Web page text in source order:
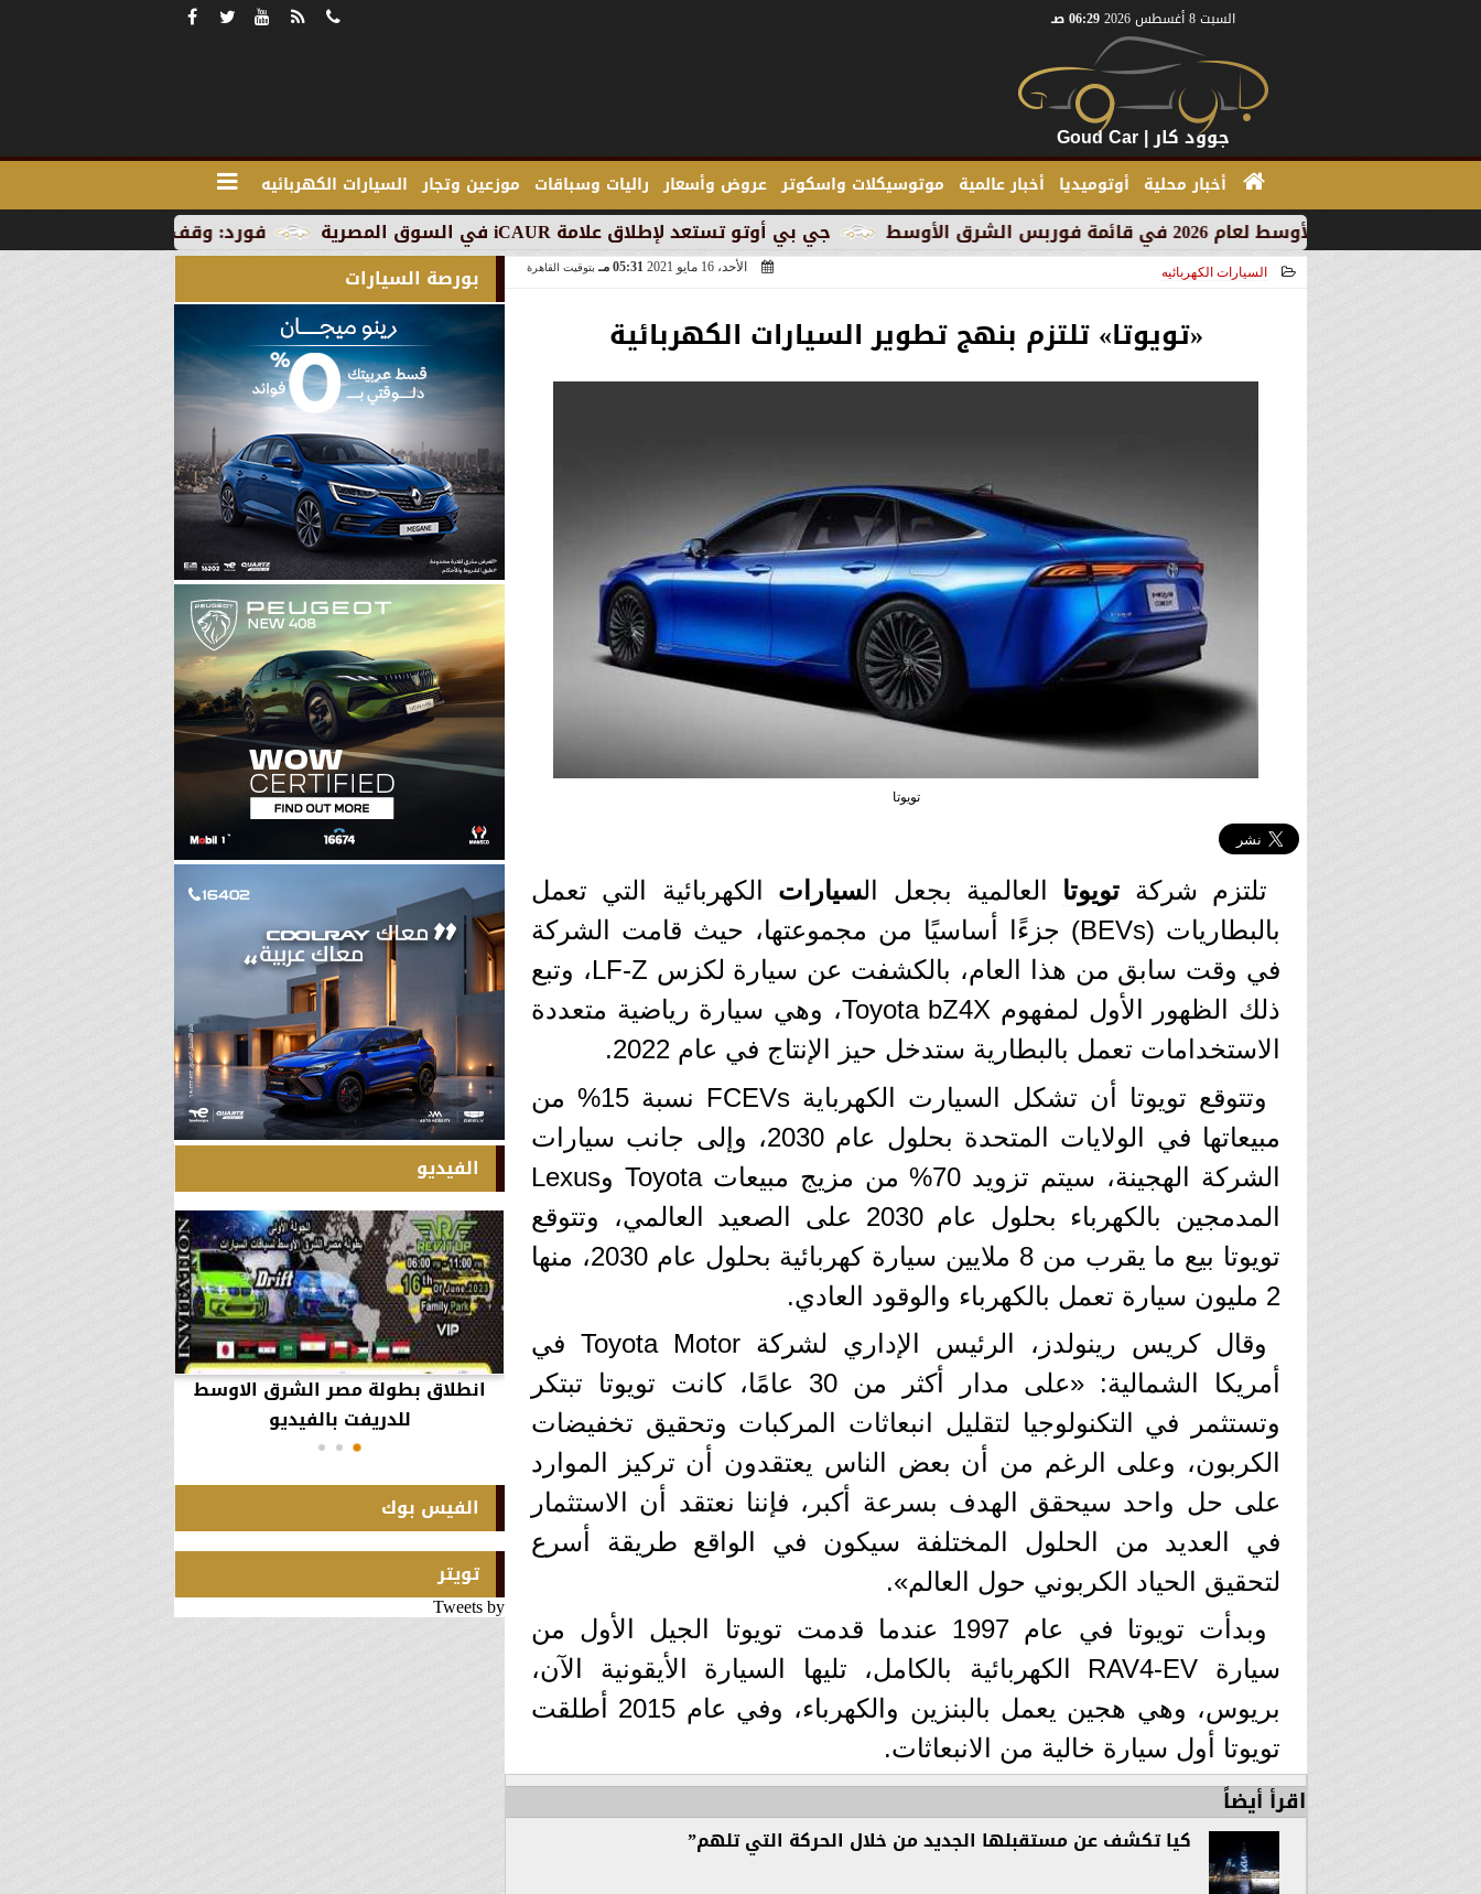
السبت 8 أغسطس 2026 06:29 صـ
جوود كار | Goud Car
أخبار محلية أوتوميديا أخبار عالمية موتوسيكلات واسكوتر عروض وأسعار راليات وسباقات موزعين وتجار السيارات الكهربائيه
فورد: وقف الإنتاج في رومانيا بسبب جي بي أوتو تستعد لإطلاق علامة iCAUR في السوق المصرية
السيارات الكهربائيه الأحد، 16 مايو 2021 05:31 مـ بتوقيت القاهرة
«تويوتا» تلتزم بنهج تطوير السيارات الكهربائية
تويوتا
تلتزم شركة تويوتا العالمية بجعل السيارات الكهربائية التي تعمل
بالبطاريات (BEVs) جزءًا أساسيًا من مجموعتها، حيث قامت الشركة
في وقت سابق من هذا العام، بالكشفت عن سيارة لكزس LF-Z، وتبع
ذلك الظهور الأول لمفهوم Toyota bZ4X، وهي سيارة رياضية متعددة
الاستخدامات تعمل بالبطارية ستدخل حيز الإنتاج في عام 2022.
وتتوقع تويوتا أن تشكل السيارت الكهرباية FCEVs نسبة 15% من
مبيعاتها في الولايات المتحدة بحلول عام 2030، وإلى جانب سيارات
الشركة الهجينة، سيتم تزويد 70% من مزيج مبيعات Toyota وLexus
المدمجين بالكهرباء بحلول عام 2030 على الصعيد العالمي، وتتوقع
تويوتا بيع ما يقرب من 8 ملايين سيارة كهربائية بحلول عام 2030، منها
2 مليون سيارة تعمل بالكهرباء والوقود العادي.
وقال كريس رينولدز، الرئيس الإداري لشركة Toyota Motor في
أمريكا الشمالية: «على مدار أكثر من 30 عامًا، كانت تويوتا تبتكر
وتستثمر في التكنولوجيا لتقليل انبعاثات المركبات وتحقيق تخفيضات
الكربون، وعلى الرغم من أن بعض الناس يعتقدون أن تركيز الموارد
على حل واحد سيحقق الهدف بسرعة أكبر، فإننا نعتقد أن الاستثمار
في العديد من الحلول المختلفة سيكون في الواقع طريقة أسرع
لتحقيق الحياد الكربوني حول العالم».
وبدأت تويوتا في عام 1997 عندما قدمت تويوتا الجيل الأول من
سيارة RAV4-EV الكهربائية بالكامل، تليها السيارة الأيقونية الآن،
بريوس، وهي هجين يعمل بالبنزين والكهرباء، وفي عام 2015 أطلقت
تويوتا أول سيارة خالية من الانبعاثات.
اقرأ أيضاً
كيا تكشف عن مستقبلها الجديد من خلال الحركة التي تلهم”
بورصة السيارات
الفيديو
في واقعة غريبة، تعطلت سيارة ملك
السويد بعد تحركها لثوانٍ معدودة.
انطلاق بطولة مصر الشرق الاوسط
للدريفت بالفيديو
الفيس بوك
تويتر
Tweets by